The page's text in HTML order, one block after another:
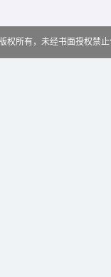
权所有，未经书面授权